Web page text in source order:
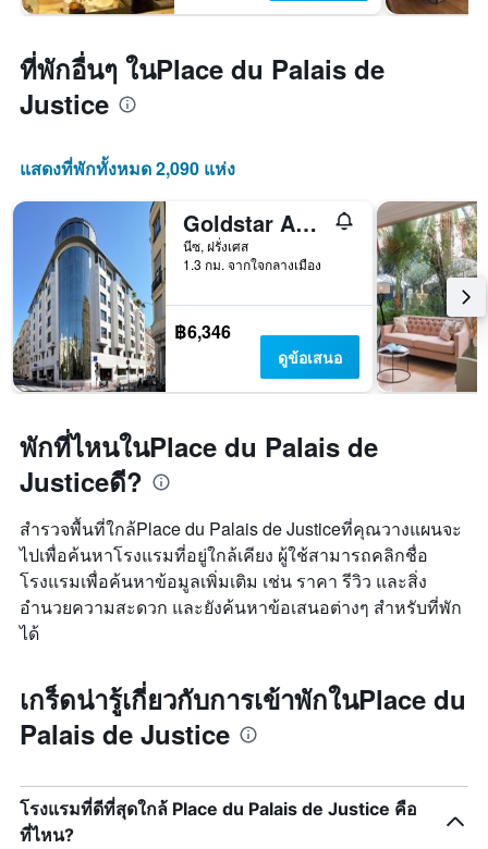
ที่พักอื่นๆ ในPlace du Palais de
Justice
แสดงที่พักทั้งหมด 2,090 แห่ง
Goldstar Apartments & Suites
นีซ, ฝรั่งเศส
1.3 กม. จากใจกลางเมือง
฿6,346
ดูข้อเสนอ
พักที่ไหนในPlace du Palais de
Justiceดี?
สำรวจพื้นที่ใกล้Place du Palais de Justiceที่คุณวางแผนจะ
ไปเพื่อค้นหาโรงแรมที่อยู่ใกล้เคียง ผู้ใช้สามารถคลิกชื่อ
โรงแรมเพื่อค้นหาข้อมูลเพิ่มเติม เช่น ราคา รีวิว และสิ่ง
อำนวยความสะดวก และยังค้นหาข้อเสนอต่างๆ สำหรับที่พัก
ได้
เกร็ดน่ารู้เกี่ยวกับการเข้าพักในPlace du
Palais de Justice
โรงแรมที่ดีที่สุดใกล้ Place du Palais de Justice คือ
ที่ไหน?